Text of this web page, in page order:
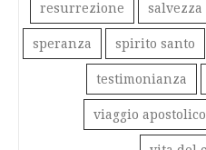
resurrezione salvezza
speranza spirito santo
testimonianza
viaggio apostolico